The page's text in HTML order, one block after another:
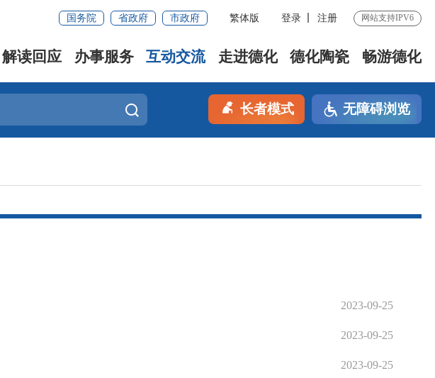
国务院 省政府 市政府 繁体版 登录 注册 网站支持IPV6
解读回应 办事服务 互动交流 走进德化 德化陶瓷 畅游德化
长者模式 无障碍浏览
2023-09-25
2023-09-25
2023-09-25